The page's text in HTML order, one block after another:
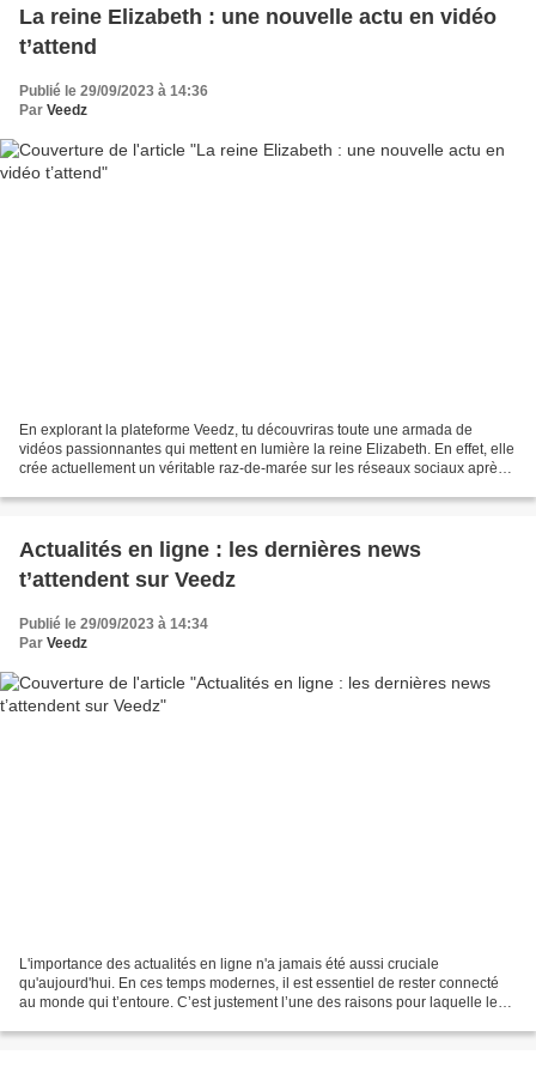
La reine Elizabeth : une nouvelle actu en vidéo
t’attend
Publié le 29/09/2023 à 14:36
Par Veedz
En explorant la plateforme Veedz, tu découvriras toute une armada de
vidéos passionnantes qui mettent en lumière la reine Elizabeth. En effet, elle
crée actuellement un véritable raz-de-marée sur les réseaux sociaux après
Actualités en ligne : les dernières news
t’attendent sur Veedz
Publié le 29/09/2023 à 14:34
Par Veedz
L'importance des actualités en ligne n'a jamais été aussi cruciale
qu'aujourd'hui. En ces temps modernes, il est essentiel de rester connecté
au monde qui t’entoure. C’est justement l’une des raisons pour laquelle le